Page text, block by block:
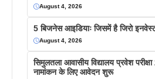
August 4, 2026
5 बिजनेस आइडियाः जिसमें है जिरो
August 4, 2026
सिमुलतला आवासीय विद्यालय प्रवेश
नामांकन के लिए आवेदन शुरू